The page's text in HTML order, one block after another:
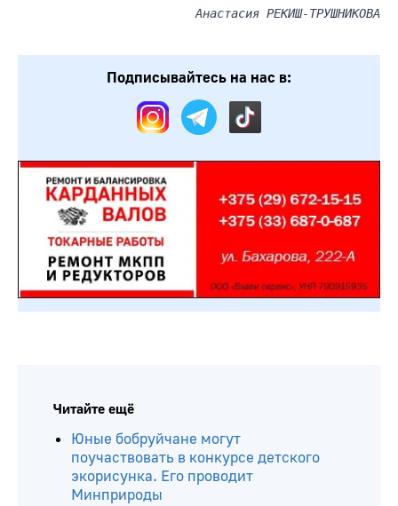
Анастасия РЕКИШ-ТРУШНИКОВА
Подписывайтесь на нас в:
Читайте ещё
Юные бобруйчане могут
поучаствовать в конкурсе детского
экорисунка. Его проводит
Минприроды